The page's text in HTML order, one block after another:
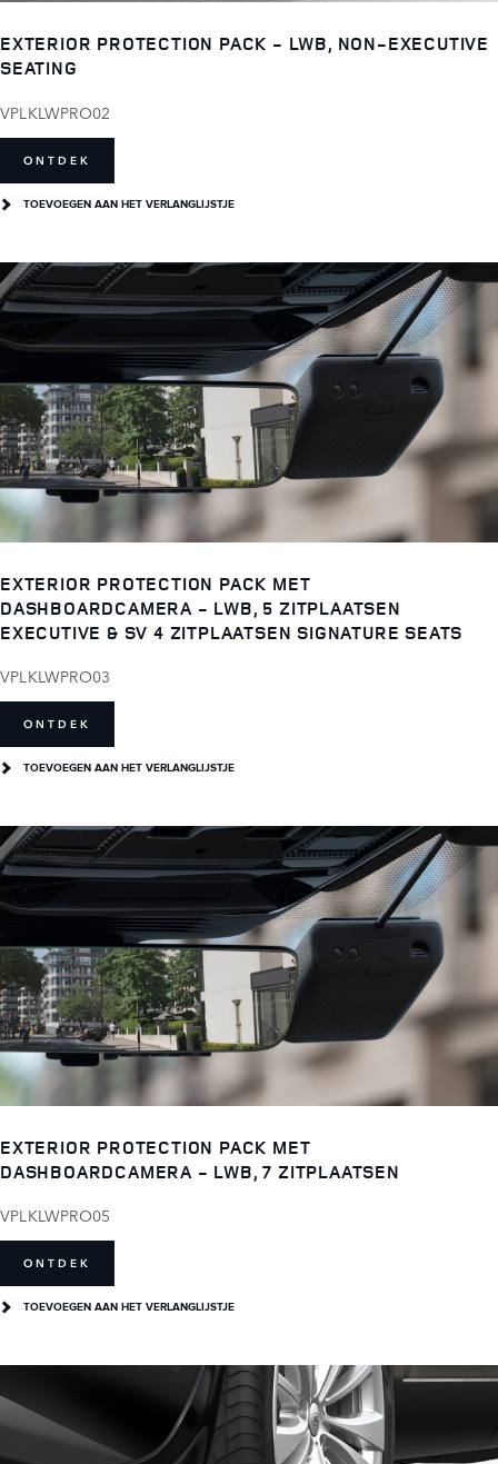
EXTERIOR PROTECTION PACK - LWB, NON-EXECUTIVE
SEATING
VPLKLWPRO02
ONTDEK
TOEVOEGEN AAN HET VERLANGLIJSTJE
EXTERIOR PROTECTION PACK MET
DASHBOARDCAMERA - LWB, 5 ZITPLAATSEN
EXECUTIVE & SV 4 ZITPLAATSEN SIGNATURE SEATS
VPLKLWPRO03
ONTDEK
TOEVOEGEN AAN HET VERLANGLIJSTJE
EXTERIOR PROTECTION PACK MET
DASHBOARDCAMERA - LWB, 7 ZITPLAATSEN
VPLKLWPRO05
ONTDEK
TOEVOEGEN AAN HET VERLANGLIJSTJE